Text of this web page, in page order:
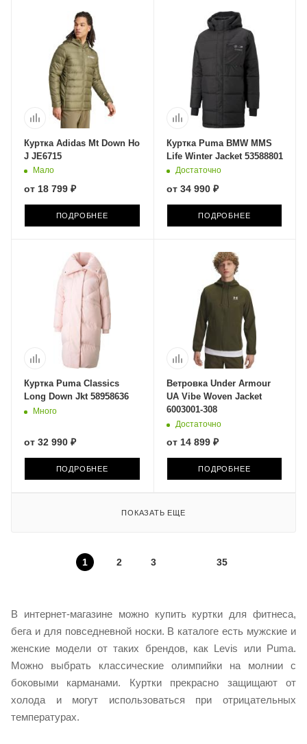
Куртка Adidas Mt Down Ho
J JE6715
Мало
от 18 799 ₽
ПОДРОБНЕЕ
Куртка Puma BMW MMS
Life Winter Jacket 53588801
Достаточно
от 34 990 ₽
ПОДРОБНЕЕ
Куртка Puma Classics
Long Down Jkt 58958636
Много
от 32 990 ₽
ПОДРОБНЕЕ
Ветровка Under Armour
UA Vibe Woven Jacket
6003001-308
Достаточно
от 14 899 ₽
ПОДРОБНЕЕ
ПОКАЗАТЬ ЕЩЕ
1 2 3 35
В интернет-магазине можно купить куртки для фитнеса,
бега и для повседневной носки. В каталоге есть мужские и
женские модели от таких брендов, как Levis или Puma.
Можно выбрать классические олимпийки на молнии с
боковыми карманами. Куртки прекрасно защищают от
холода и могут использоваться при отрицательных
температурах.